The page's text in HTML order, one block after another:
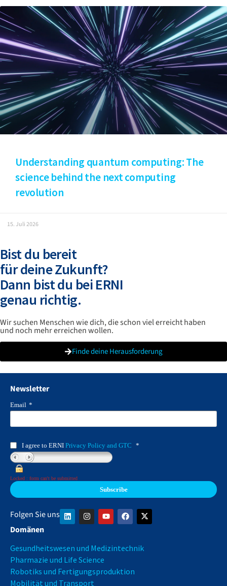
Understanding quantum computing: The
science behind the next computing
revolution
15. Juli 2026
Bist du bereit
für deine Zukunft?
Dann bist du bei ERNI
genau richtig.
Wir suchen Menschen wie dich, die schon viel erreicht haben
und noch mehr erreichen wollen.
Finde deine Herausforderung
Newsletter
Email *
I agree to ERNI Privacy Policy and GTC *
Locked : form can't be submitted
Folgen Sie uns
Domänen
Gesundheitswesen und Medizintechnik
Pharmazie und Life Science
Robotiks und Fertigungsproduktion
Mobilität und Transport